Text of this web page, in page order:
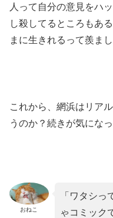
人って自分の意見をハ
し殺してるところもあ
まに生きれるって羨ま
これから、網浜はリア
うのか？続きが気にな
おねこ
「ワタシっ
ゃコミック